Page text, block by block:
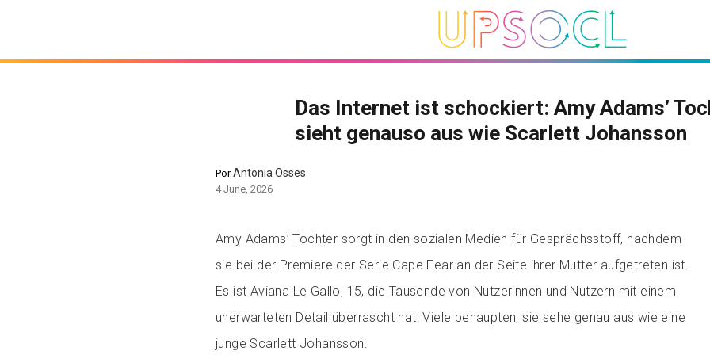
Das Internet ist schockiert: Amy Adams’
sieht genauso aus wie Scarlett Johansson
PorAntonia Osses
4 June, 2026
Amy Adams’ Tochter sorgt in den sozialen Medien für Gesprächsstoff, nachdem
sie bei der Premiere der Serie Cape Fear an der Seite ihrer Mutter aufgetreten ist.
Es ist Aviana Le Gallo, 15, die Tausende von Nutzerinnen und Nutzern mit einem
unerwarteten Detail überrascht hat: Viele behaupten, sie sehe genau aus wie eine
junge Scarlett Johansson.